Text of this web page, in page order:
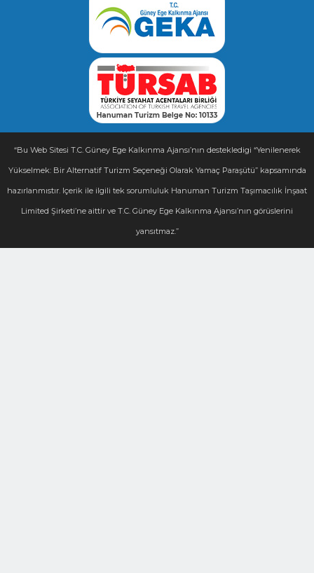
“Bu Web Sitesi T.C. Güney Ege Kalkınma Ajansı’nın destekledigi “Yenilenerek
Yükselmek: Bir Alternatif Turizm Seçeneği Olarak Yamaç Paraşütü” kapsamında
hazırlanmıstır. Içerik ile ilgili tek sorumluluk Hanuman Turizm Taşımacılık İnşaat
Limited Şirketi’ne aittir ve T.C. Güney Ege Kalkınma Ajansı’nın görüslerini
yansıtmaz.”